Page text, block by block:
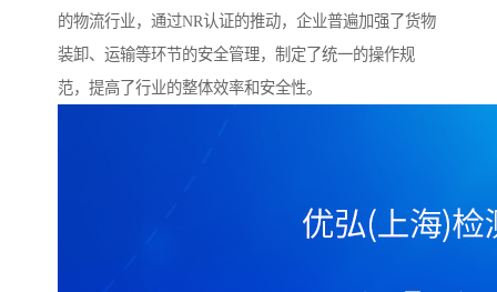
的物流行业，通过NR认证的推动，企业普遍加强了货物
装卸、运输等环节的安全管理，制定了统一的操作规
范，提高了行业的整体效率和安全性。